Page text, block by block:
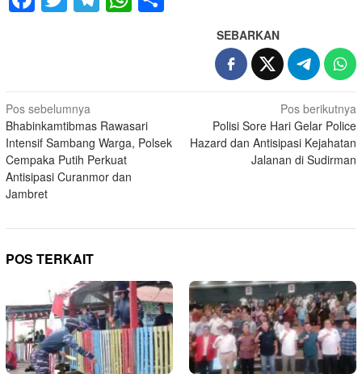
SEBARKAN
Navigasi
pos
Pos sebelumnya
Bhabinkamtibmas Rawasari
Intensif Sambang Warga, Polsek
Cempaka Putih Perkuat
Antisipasi Curanmor dan
Jambret
Pos berikutnya
Polisi Sore Hari Gelar Police
Hazard dan Antisipasi Kejahatan
Jalanan di Sudirman
POS TERKAIT